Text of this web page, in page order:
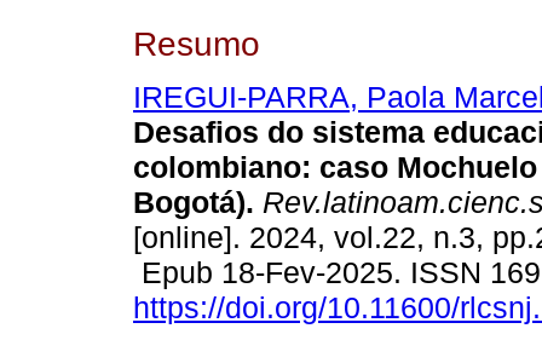
Resumo
IREGUI-PARRA, Paola
Desafios do sistema
colombiano: caso
Bogotá).
[online]. 2024, vol.22, n.3,
Epub 18-Fev-2025. ISSN
https://doi.org/10.11600/